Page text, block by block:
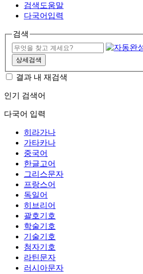
검색도움말
다국어입력
검색
상세검색
결과 내 재검색
인기 검색어
다국어 입력
히라가나
가타카나
중국어
한글고어
그리스문자
프랑스어
독일어
히브리어
괄호기호
학술기호
기술기호
첨자기호
라틴문자
러시아문자